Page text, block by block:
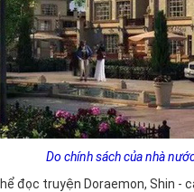
Do chính sách của nhà
đọc truyện Doraemon, Shin -